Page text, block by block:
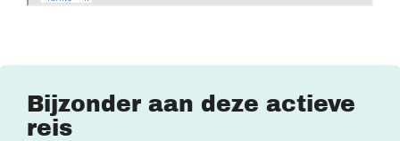
Bijzonder aan deze actieve
reis